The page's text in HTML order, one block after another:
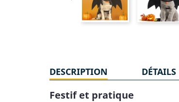
DESCRIPTION DÉTAILS
Festif et pratique